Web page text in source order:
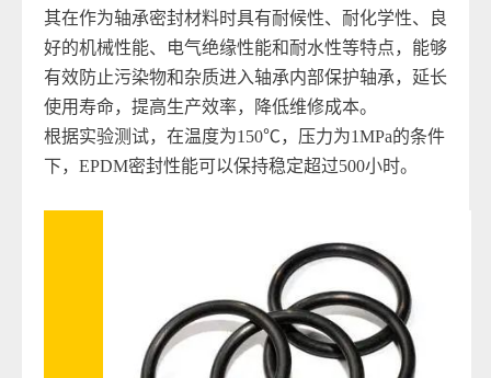
其在作为轴承密封材料时具有耐候性、耐化学性、良
好的机械性能、电气绝缘性能和耐水性等特点，能够
有效防止污染物和杂质进入轴承内部保护轴承，延长
使用寿命，提高生产效率，降低维修成本。
根据实验测试，在温度为150℃，压力为1MPa的条件
下，EPDM密封性能可以保持稳定超过500小时。